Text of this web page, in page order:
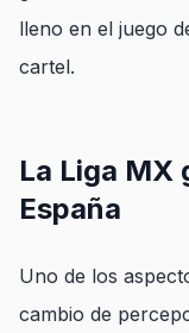
lleno en el juego
cartel.
La Liga
España
Uno de los
cambio de